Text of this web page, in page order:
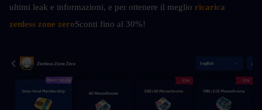
ultimi leak e informazioni, e per ottenere il meglio ricarica
zenless zone zeroSconti fino al 30%!